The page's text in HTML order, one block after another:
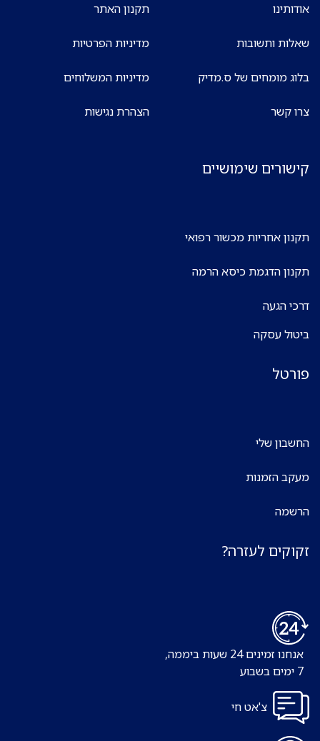
אודותינו
שאלות ותשובות
בלוג מומחים של ס.מדיק
צרו קשר
תקנון האתר
מדיניות הפרטיות
מדיניות המשלוחים
הצהרת נגישות
קישורים שימושיים
תקנון אחריות מכשור רפואי
תקנון הדגמת כיסא הרמה
דרכי הגעה
ביטול עסקה
פורטל
החשבון שלי
מעקב הזמנות
הרשמה
זקוקים לעזרה?
אנחנו זמינים 24 שעות ביממה,
צ'אט חי